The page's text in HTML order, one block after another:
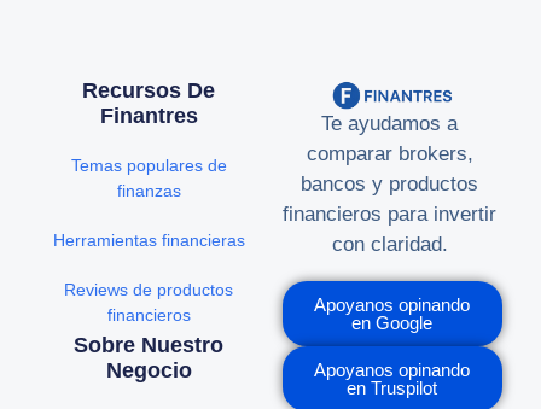
Te ayudamos a
comparar brokers,
bancos y productos
financieros para invertir
con claridad.
Apoyanos opinando
en Google
Apoyanos opinando
en Truspilot
Recursos De
Finantres
Temas populares de
finanzas
Herramientas financieras
Reviews de productos
financieros
Sobre Nuestro
Negocio